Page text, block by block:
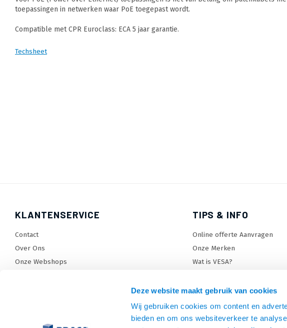
Deze website maakt gebruik van cookies
Wij gebruiken cookies om content en
bieden en om ons websiteverkeer te
toepassingen in netwerken waar PoE toegepast wordt.
Compatible met CPR Euroclass: ECA 5 jaar garantie.
Techsheet
KLANTENSERVICE
Contact
Over Ons
Onze Webshops
TIPS & INFO
Online offerte Aanvragen
Onze Merken
Wat is VESA?
TV standaard keuzehulp
TV lift keuzehulp
Monitorarm keuzehulp